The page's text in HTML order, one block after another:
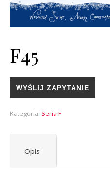
F45
WYŚLIJ ZAPYTANIE
Kategoria: Seria F
Opis